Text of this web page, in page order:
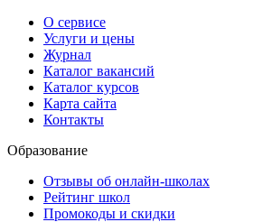
О сервисе
Услуги и цены
Журнал
Каталог вакансий
Каталог курсов
Карта сайта
Контакты
Образование
Отзывы об онлайн-школах
Рейтинг школ
Промокоды и скидки